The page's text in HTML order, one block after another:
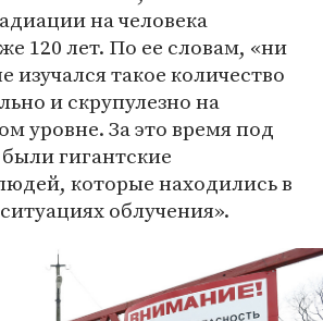
на человека
120 лет. По ее словам, «ни
изучался такое количество
и скрупулезно на
уровне. За это время под
гигантские
которые находились в
облучения».